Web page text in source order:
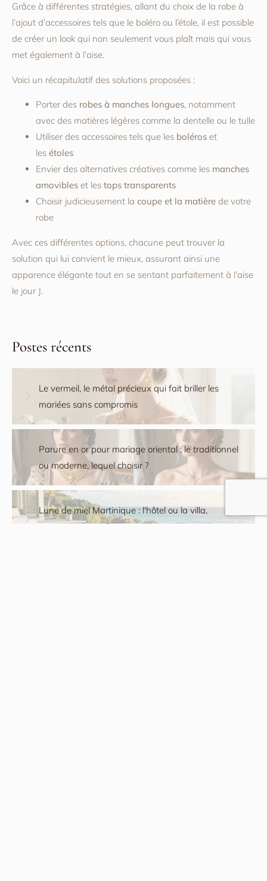
Grâce à différentes stratégies, allant du choix de la robe à
l’ajout d’accessoires tels que le boléro ou l’étole, il est possible
de créer un look qui non seulement vous plaît mais qui vous
met également à l’aise.
Voici un récapitulatif des solutions proposées :
Porter des robes à manches longues, notamment
avec des matières légères comme la dentelle ou le tulle
Utiliser des accessoires tels que les boléros et
les étoles
Envier des alternatives créatives comme les manches
amovibles et les tops transparents
Choisir judicieusement la coupe et la matière de votre
robe
Avec ces différentes options, chacune peut trouver la
solution qui lui convient le mieux, assurant ainsi une
apparence élégante tout en se sentant parfaitement à l’aise
le jour J.
Postes récents
Le vermeil, le métal précieux qui fait briller les
mariées sans compromis
Parure en or pour mariage oriental : le traditionnel
ou moderne, lequel choisir ?
Lune de miel Martinique : l'hôtel ou la villa,
comment choisir ?